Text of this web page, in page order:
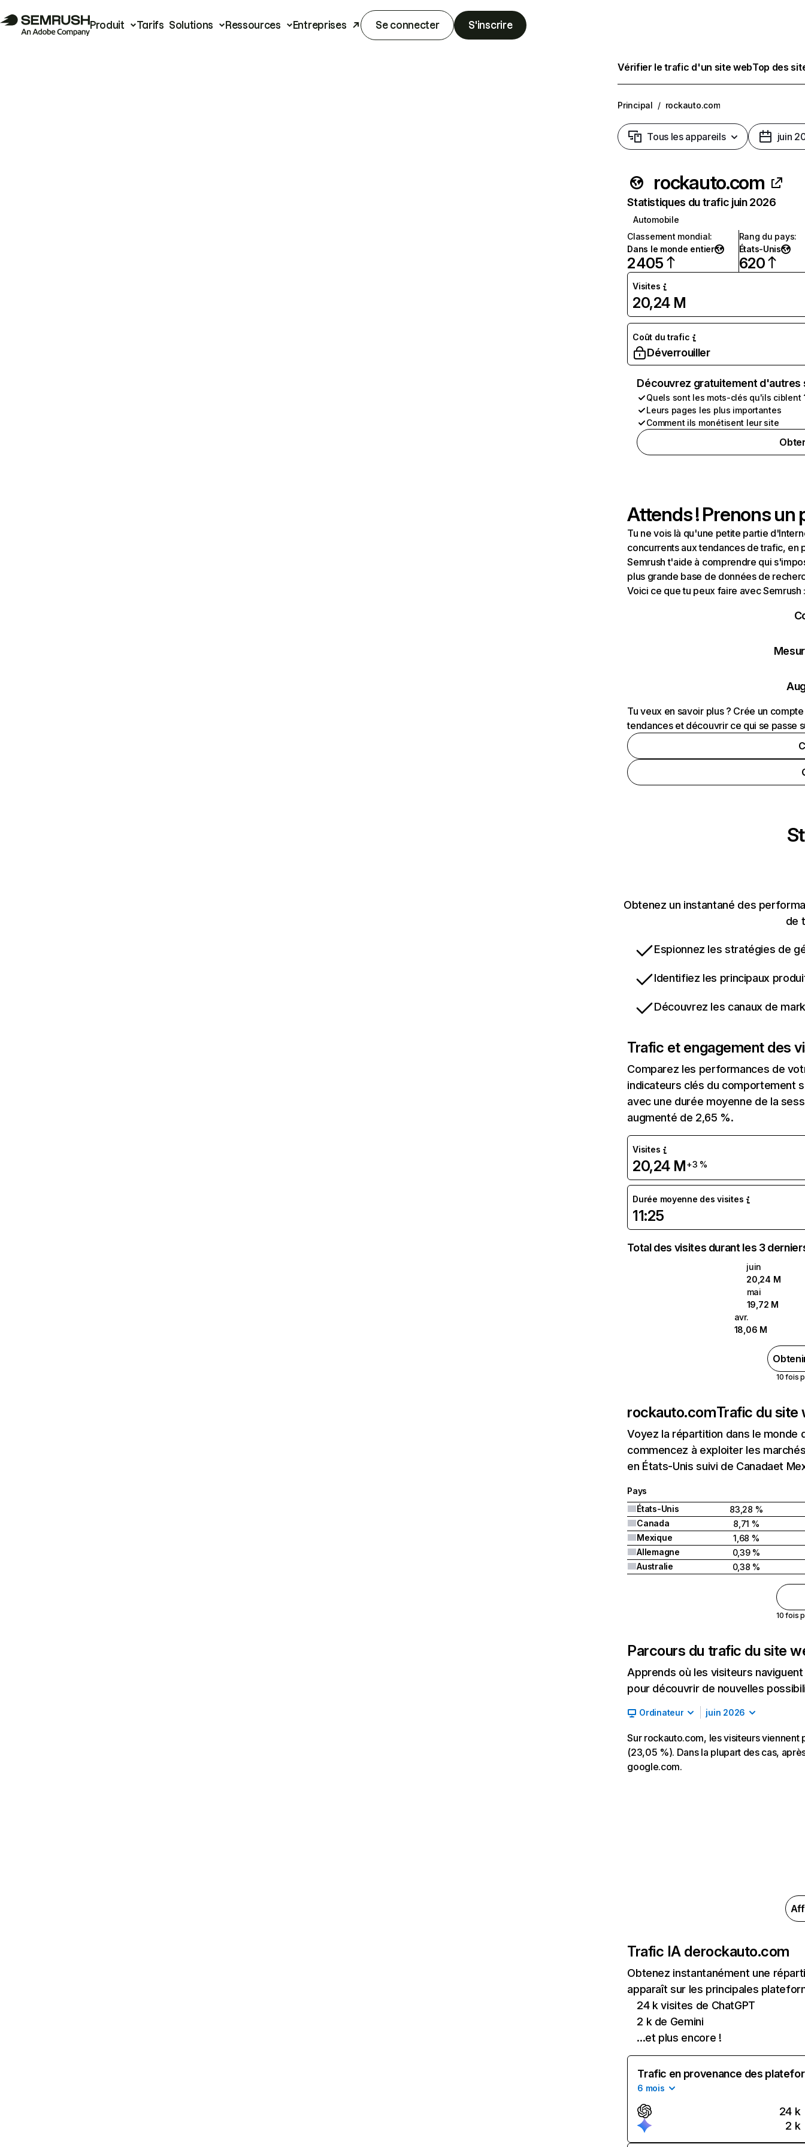
Produit Tarifs Solutions Ressources Entreprises Se connecter S'inscrire
Vérifier le trafic d'un site webTop des
Principal / rockauto.com
Tous les appareils juin
rockauto.com
Statistiques du trafic juin 2026
Automobile
Classement mondial:
Dans le monde entier
2 405
Rang du pays:
États-Unis
620
Visites
20,24 M
Coût du trafic
Déverrouiller
Découvrez gratuitement
Quels sont les mots-clés qu'ils ciblent
Leurs pages les plus importantes
Comment ils monétisent leur site
Attends ! Prenons un
Tu ne vois là qu'une petite partie
concurrents aux tendances de trafic, en
Semrush t'aide à comprendre qui
plus grande base de données de
Voici ce que tu peux faire avec Semrush
Tu veux en savoir plus ? Crée un
tendances et découvrir ce qui se passe
Obtenez un instantané des
de
Espionnez les stratégies de
Identifiez les principaux
Découvrez les canaux de
Trafic et engagement des
Comparez les performances de
indicateurs clés du comportement
avec une durée moyenne de la
augmenté de 2,65 %.
Visites
20,24 M+3 %
Durée moyenne des visites
11:25
Total des visites durant les 3
juin
20,24 M
mai
19,72 M
avr.
18,06 M
10 fois
rockauto.comTrafic du site
Voyez la répartition dans le
commencez à exploiter les
en États-Unis suivi de Canadaet
Pays
États-Unis
83,28 %
Canada
8,71 %
Mexique
1,68 %
Allemagne
0,39 %
Australie
0,38 %
10 fois
Parcours du trafic du site
Apprends où les visiteurs
pour découvrir de nouvelles
Ordinateur juin 2026
Sur rockauto.com, les visiteurs
(23,05 %). Dans la plupart des cas,
google.com.
Trafic IA derockauto.com
Obtenez instantanément une
apparaît sur les principales
24 k visites de ChatGPT
2 k de Gemini
...et plus encore !
Trafic en provenance des
6 mois
24 k
2 k